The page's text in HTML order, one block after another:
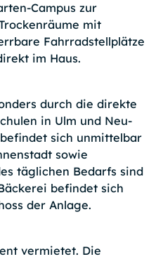
Campus zur
mit
Fahrradstellplätze
im Haus.
durch die direkte
in Ulm und Neu-
sich unmittelbar
sowie
täglichen Bedarfs sind
befindet sich
der Anlage.
vermietet. Die